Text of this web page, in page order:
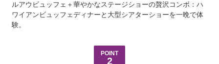
ルアウビュッフェ＋華やかなステージショーの贅沢コンボ：ハ
ワイアンビュッフェディナーと大型シアターショーを一晩で体
験。
POINT
2